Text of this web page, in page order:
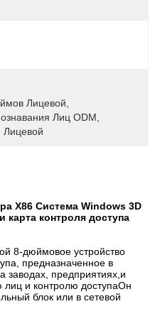
Лицевой
Лиц ODM
Лицевой
X86 Система Windows 3D
карта контроля доступа
8-дюймовое устройство
предназначенное в
заводах, предприятиях,и
лиц и контролю доступаОн
блок или в сетевой